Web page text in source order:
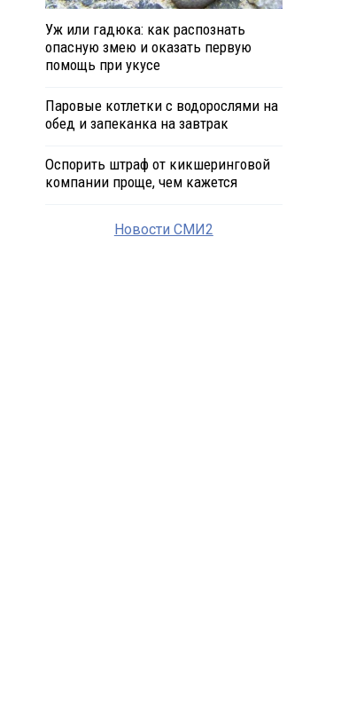
Уж или гадюка: как распознать
опасную змею и оказать первую
помощь при укусе
Паровые котлетки с водорослями на
обед и запеканка на завтрак
Оспорить штраф от кикшеринговой
компании проще, чем кажется
Новости СМИ2